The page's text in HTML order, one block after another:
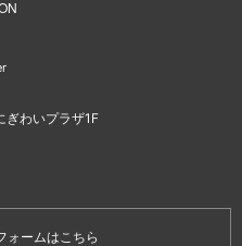
わいプラザ1F
ォームはこちら